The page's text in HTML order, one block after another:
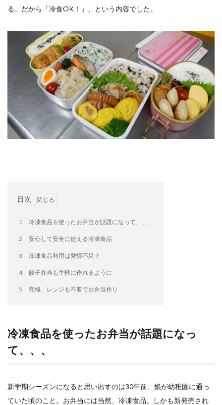
る。だから「冷食OK！」、という内容でした。
目次
1 冷凍食品を使ったお弁当が話題になって、、、
2 安心して安全に使える冷凍食品
3 冷凍食品利用は愛情不足？
4 餃子弁当も手軽に作れるように
5 究極、レンジも不要でお弁当作り
冷凍食品を使ったお弁当が話題になっ
て、、、
新学期シーズンになると思い出すのは30年前、娘が幼稚園に通っ
ていた頃のこと。お弁当には当然、冷凍食品。しかも新発売され
うどん
キャンプ
キャンペーン
せいろ
エビチリ
たれ
Strategic Cooking Management
bibigo
ESG
Global menu
Instagram SDGs SNS
X
イートアンドの仕事
アウトドア
アヒージョ
アレルギー
アレルゲン
アレンジ
アレンジレシピ
セカンド冷凍庫
たれつき肉焼売
国産
冷凍餃子
回鍋肉
低糖質 ワンプレート
ラーメンJourney
レシピ